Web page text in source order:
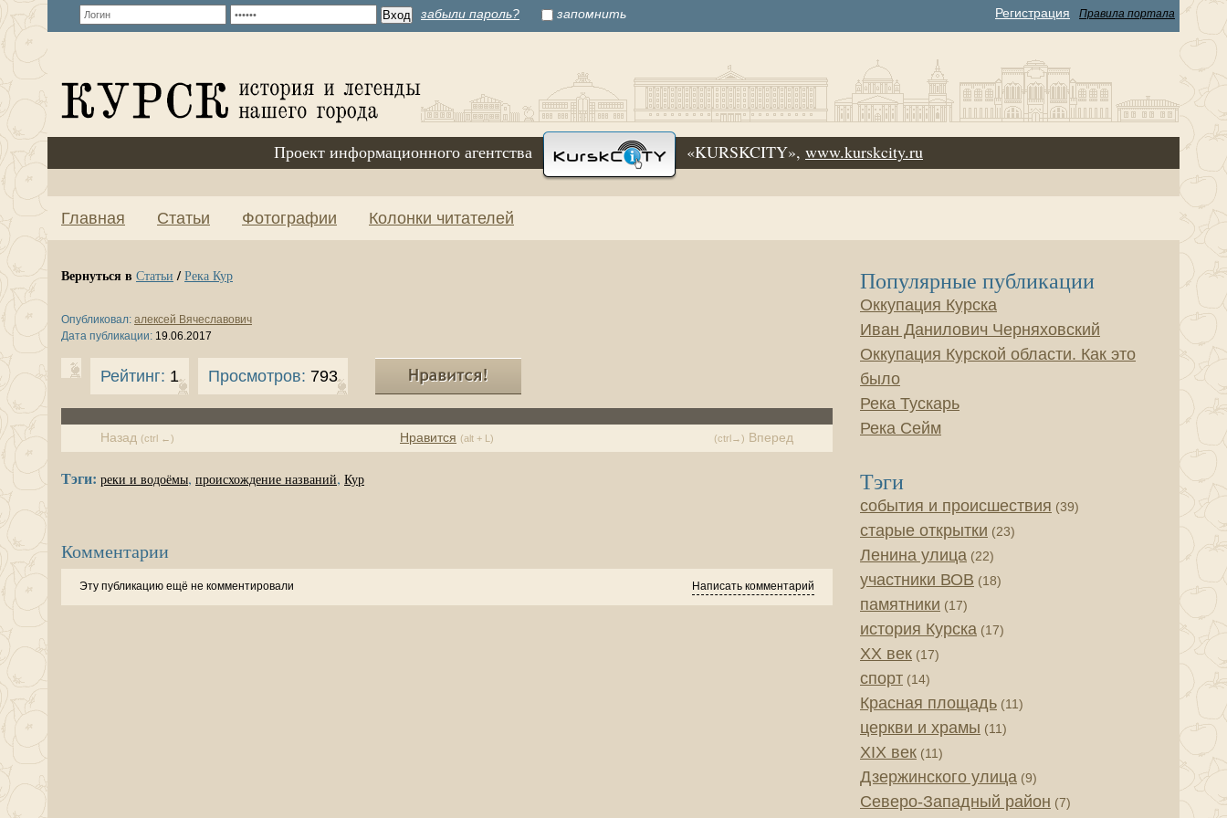
забыли пароль? запомнить Регистрация Правила портала
Проект информационного агентства «KURSKCITY», www.kurskcity.ru
Главная Статьи Фотографии Колонки читателей
Вернуться в Статьи / Река Кур
Опубликовал: алексей Вячеславович
Дата публикации: 19.06.2017
Рейтинг: 1 Просмотров: 793
Нравится (alt + L)
Назад (ctrl ←) (ctrl→) Вперед
Тэги: реки и водоёмы, происхождение названий, Кур
Комментарии
Эту публикацию ещё не комментировали Написать комментарий
Популярные публикации
Оккупация Курска
Иван Данилович Черняховский
Оккупация Курской области. Как это
было
Река Тускарь
Река Сейм
Тэги
события и происшествия (39)
старые открытки (23)
Ленина улица (22)
участники ВОВ (18)
памятники (17)
история Курска (17)
XX век (17)
спорт (14)
Красная площадь (11)
церкви и храмы (11)
XIX век (11)
Дзержинского улица (9)
Северо-Западный район (7)